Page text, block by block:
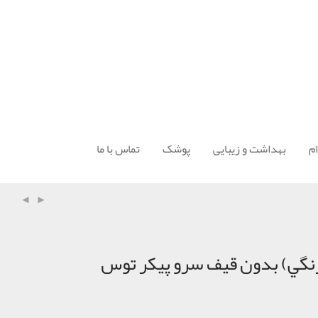
بهداشت و زیبایی پوشک تماس با ما
بدون قيف سرو پیکر توس